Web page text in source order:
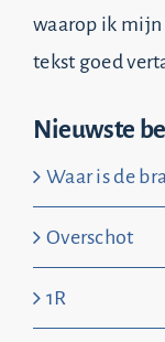
waarop ik mijn
tekst goed
Nieuwste
Waar is de
Overschot
1R